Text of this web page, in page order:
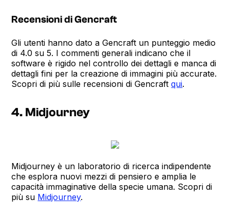
Recensioni di Gencraft
Gli utenti hanno dato a Gencraft un punteggio medio
di 4.0 su 5. I commenti generali indicano che il
software è rigido nel controllo dei dettagli e manca di
dettagli fini per la creazione di immagini più accurate.
Scopri di più sulle recensioni di Gencraftqui.
4. Midjourney
Midjourney è un laboratorio di ricerca indipendente
che esplora nuovi mezzi di pensiero e amplia le
capacità immaginative della specie umana. Scopri di
più su Midjourney.